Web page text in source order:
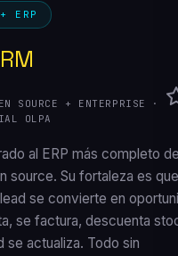
ERP
SOURCE + ENTERPRISE ·
OLPA
al ERP más completo
source. Su fortaleza es que
se convierte en
se factura, descuenta
se actualiza. Todo sin